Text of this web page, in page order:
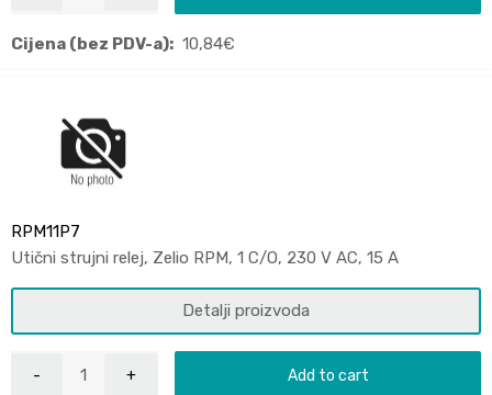
Cijena (bez PDV-a): 10,84€
RPM11P7
Utični strujni relej, Zelio RPM, 1 C/O, 230 V AC, 15 A
Detalji proizvoda
Add to cart